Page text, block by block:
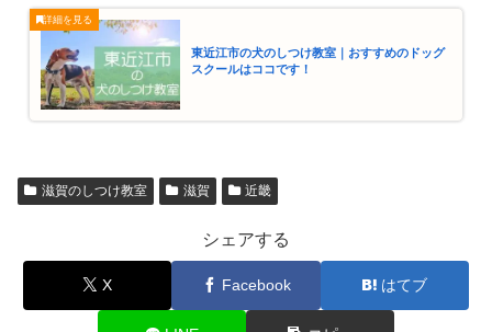
東近江市の犬のしつけ教室｜おすすめのドッグ
スクールはココです！
滋賀のしつけ教室 滋賀 近畿
シェアする
X Facebook はてブ